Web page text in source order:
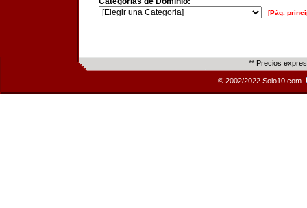
[Pág.
** Precios
© 2002/2022 Solo10.com